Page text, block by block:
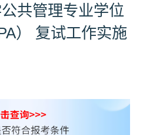
共管理专业学位
） 复试工作实施